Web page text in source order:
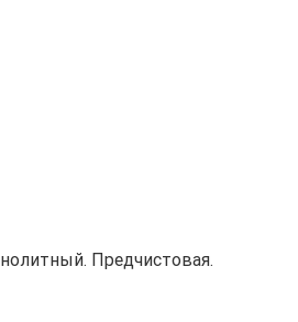
Предчистовая.